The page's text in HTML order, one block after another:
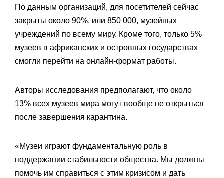
По данным организаций, для посетителей сейчас
закрыты около 90%, или 850 000, музейных
учреждений по всему миру. Кроме того, только 5%
музеев в африканских и островных государствах
смогли перейти на онлайн-формат работы.
Авторы исследования предполагают, что около
13% всех музеев мира могут вообще не открыться
после завершения карантина.
«Музеи играют фундаментальную роль в
поддержании стабильности общества. Мы должны
помочь им справиться с этим кризисом и дать